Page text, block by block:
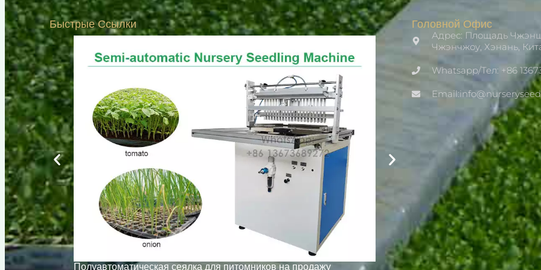
Быстрые Ссылки
Полуавтоматическая сеялка для питомников на продажу Рассадопосадочная машина
Головной Офис
Адрес: Площадь
Чжэнчжоу, Хэнань,
Whatsapp/Тел: +86